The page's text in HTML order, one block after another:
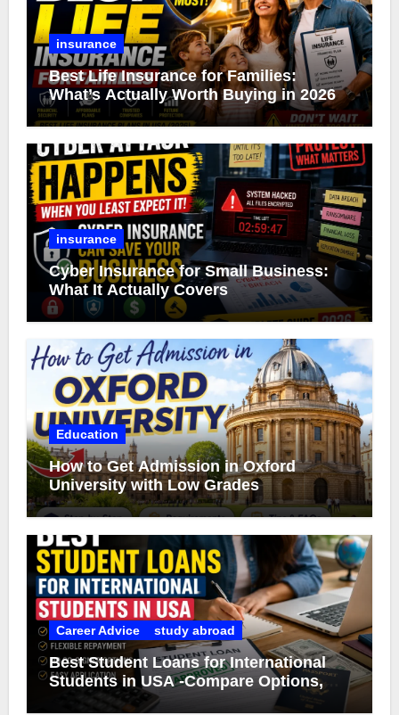
insurance
Best Life Insurance for Families:
What’s Actually Worth Buying in 2026
insurance
Cyber Insurance for Small Business:
What It Actually Covers
Education
How to Get Admission in Oxford
University with Low Grades
Career Advice study abroad
Best Student Loans for International
Students in USA -Compare Options,
Eligibility & Smart Borrowing Tips